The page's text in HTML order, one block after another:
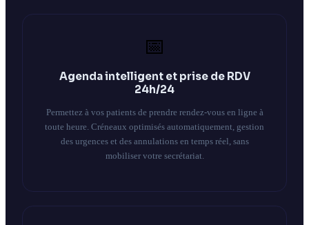
📅
Agenda intelligent et prise de RDV
24h/24
Permettez à vos patients de prendre rendez-vous en ligne à
toute heure. Créneaux optimisés automatiquement, gestion
des urgences et des annulations en temps réel, sans
mobiliser votre secrétariat.